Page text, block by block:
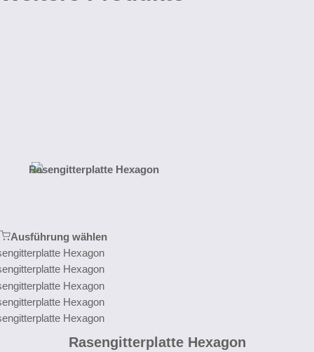
Ausführung wählen
Rasengitterplatte Hexagon